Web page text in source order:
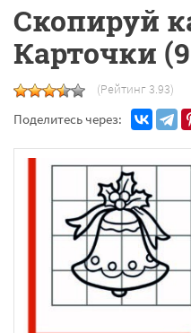
Скопируй
Карточки
(Рейтинг 3.93)
Поделитесь через: